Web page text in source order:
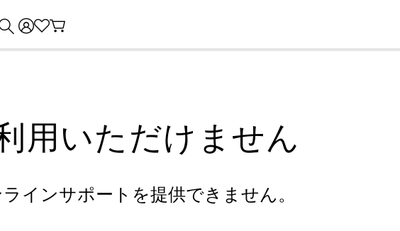
用いただけません
インサポートを提供できません。